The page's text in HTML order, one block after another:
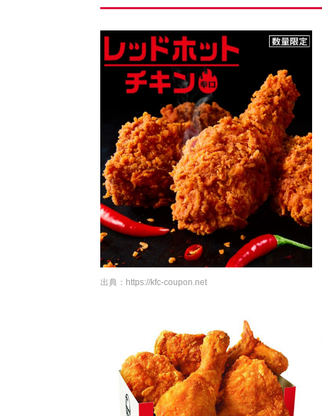
出典： https://kfc-coupon.net